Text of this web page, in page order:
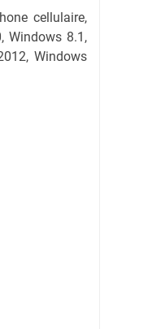
cellulaire,
Windows 8.1,
Windows